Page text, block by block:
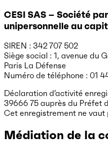
CESI SAS – Société
unipersonnelle au
SIREN : 342 707 502
Siège social : 1, avenue du
Paris La Défense
Numéro de téléphone : 01
Déclaration d’activité
39666 75 auprès du Préfet
Cet enregistrement ne vaut
Médiation de la